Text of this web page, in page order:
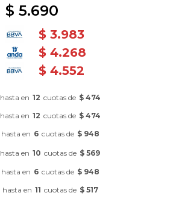
$ 5.690
$ 3.983
$ 4.268
$ 4.552
hasta en 12 cuotas de $ 474
hasta en 12 cuotas de $ 474
hasta en 6 cuotas de $ 948
hasta en 10 cuotas de $ 569
hasta en 6 cuotas de $ 948
hasta en 11 cuotas de $ 517